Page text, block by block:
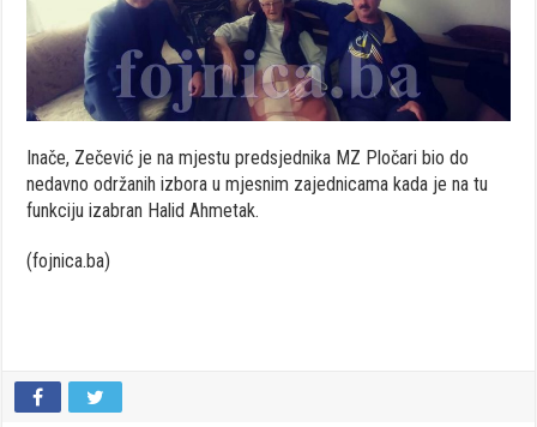
Inače, Zečević je na mjestu predsjednika MZ Pločari bio do
nedavno održanih izbora u mjesnim zajednicama kada je na tu
funkciju izabran Halid Ahmetak.
(fojnica.ba)